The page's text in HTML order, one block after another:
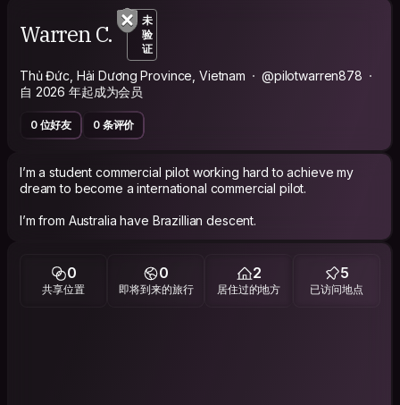
Warren C.
未
验
证
Thủ Đức, Hải Dương Province, Vietnam
@pilotwarren878
自 2026 年起成为会员
0 位好友 0 条评价
I’m a student commercial pilot working hard to achieve my
dream to become a international commercial pilot.
I’m from Australia have Brazillian descent.
0
共享位置
0
即将到来的旅行
2
居住过的地方
5
已访问地点